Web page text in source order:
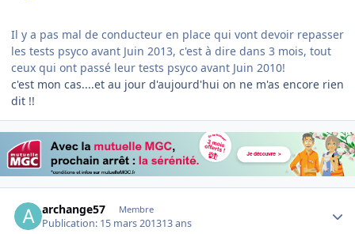
Il y a pas mal de conducteur en place qui vont devoir repasser
les tests psyco avant Juin 2013, c'est à dire dans 3 mois, tout
ceux qui ont passé leur tests psyco avant Juin 2010!
c'est mon cas....et au jour d'aujourd'hui on ne m'as encore rien
dit !!
archange57 Membre
Publication: 15 mars 201313 ans